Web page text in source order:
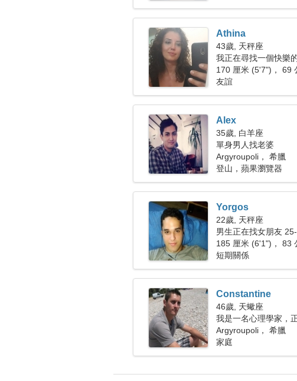
Athina
43歲, 天秤座
我正在尋找一個快樂
170 厘米 (5'7")， 69
友誼
Alex
35歲, 白羊座
單身男人找老婆
Argyroupoli， 希臘
登山，蘋果瀏覽器
Yorgos
22歲, 天秤座
男生正在找女朋友
185 厘米 (6'1")， 83
短期關係
Constantine
46歲, 天蠍座
我是一名心理學家，
女性
Argyroupoli， 希臘
家庭